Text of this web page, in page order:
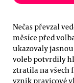
Nečas převzal
měsíce před
ukazovaly jasnou
voleb potvrdily
ztratila na všech
vznik pravicové